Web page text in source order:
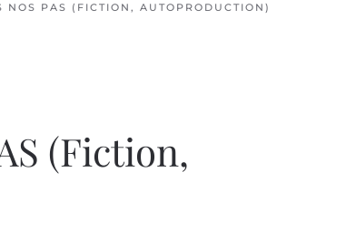
NOS PAS (FICTION, AUTOPRODUCTION)
(Fiction,